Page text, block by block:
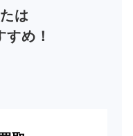
は
すめ！